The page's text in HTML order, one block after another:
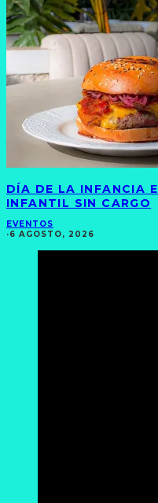
DÍA DE LA INFANCIA
INFANTIL SIN CARGO
EVENTOS
·6 AGOSTO, 2026